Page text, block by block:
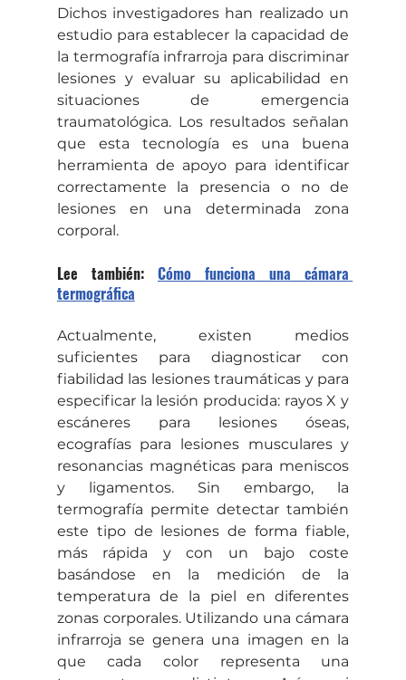
Dichos investigadores han realizado un
estudio para establecer la capacidad de
la termografía infrarroja para discriminar
lesiones y evaluar su aplicabilidad en
situaciones de emergencia
traumatológica. Los resultados señalan
que esta tecnología es una buena
herramienta de apoyo para identificar
correctamente la presencia o no de
lesiones en una determinada zona
corporal.
Lee también: Cómo funciona una cámara
termográfica
Actualmente, existen medios
suficientes para diagnosticar con
fiabilidad las lesiones traumáticas y para
especificar la lesión producida: rayos X y
escáneres para lesiones óseas,
ecografías para lesiones musculares y
resonancias magnéticas para meniscos
y ligamentos. Sin embargo, la
termografía permite detectar también
este tipo de lesiones de forma fiable,
más rápida y con un bajo coste
basándose en la medición de la
temperatura de la piel en diferentes
zonas corporales. Utilizando una cámara
infrarroja se genera una imagen en la
que cada color representa una